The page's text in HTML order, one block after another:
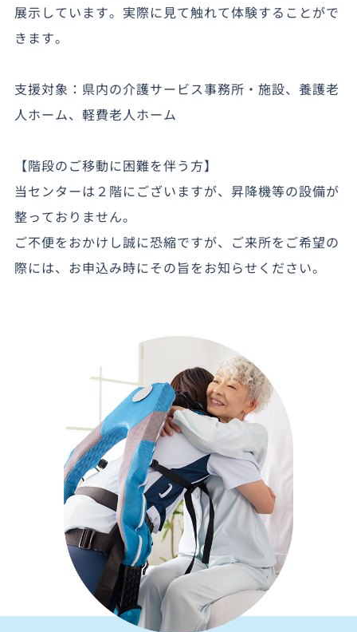
展示しています。実際に見て触れて体験することがで
きます。
支援対象：県内の介護サービス事務所・施設、養護老
人ホーム、軽費老人ホーム
【階段のご移動に困難を伴う方】
当センターは２階にございますが、昇降機等の設備が
整っておりません。
ご不便をおかけし誠に恐縮ですが、ご来所をご希望の
際には、お申込み時にその旨をお知らせください。